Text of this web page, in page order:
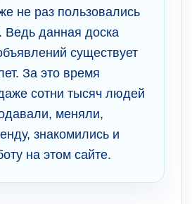
не раз пользовались
Ведь данная доска
существует
За это время
сотни тысяч людей
меняли,
знакомились и
на этом сайте.